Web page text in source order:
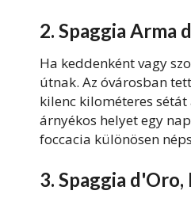
2. Spaggia Arma
Ha keddenként vagy
útnak. Az óvárosban
kilenc kilométeres
árnyékos helyet egy
foccacia különösen
3. Spaggia d'Oro,